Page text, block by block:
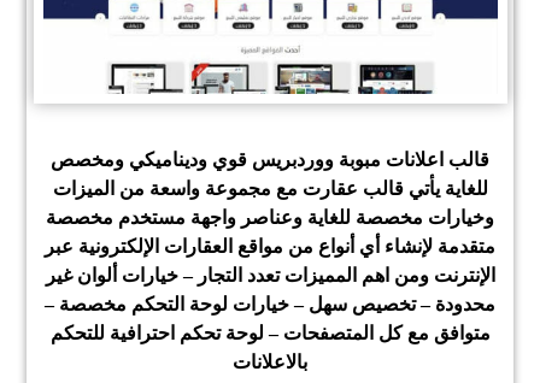
قالب اعلانات مبوبة ووردبريس قوي وديناميكي ومخصص
للغاية يأتي قالب عقارت مع مجموعة واسعة من الميزات
وخيارات مخصصة للغاية وعناصر واجهة مستخدم مخصصة
متقدمة لإنشاء أي أنواع من مواقع العقارات الإلكترونية عبر
الإنترنت ومن اهم المميزات تعدد التجار – خيارات ألوان غير
محدودة – تخصيص سهل – خيارات لوحة التحكم مخصصة –
متوافق مع كل المتصفحات – لوحة تحكم احترافية للتحكم
بالاعلانات